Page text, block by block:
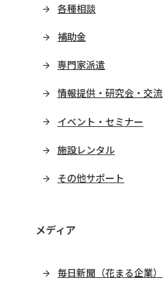
各種相談
補助金
専門家派遣
情報提供・研究会・交流
イベント・セミナー
施設レンタル
その他サポート
メディア
毎日新聞（花まる企業）